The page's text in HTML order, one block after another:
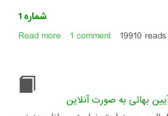
شماره 1
Read more about
1 comment 19910 reads
بهائی به صورت آنلاین